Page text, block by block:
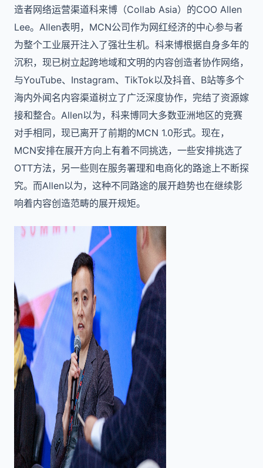
造者网络运营渠道科来博（Collab Asia）的COO Allen
Lee。Allen表明，MCN公司作为网红经济的中心参与者
为整个工业展开注入了强壮生机。科来博根据自身多年的
沉积，现已树立起跨地域和文明的内容创造者协作网络，
与YouTube、Instagram、TikTok以及抖音、B站等多个
海内外闻名内容渠道树立了广泛深度协作，完结了资源嫁
接和整合。Allen以为，科来博同大多数亚洲地区的竞赛
对手相同，现已离开了前期的MCN 1.0形式。现在，
MCN安排在展开方向上有着不同挑选，一些安排挑选了
OTT方法，另一些则在服务署理和电商化的路途上不断探
究。而Allen以为，这种不同路途的展开趋势也在继续影
响着内容创造范畴的展开规矩。